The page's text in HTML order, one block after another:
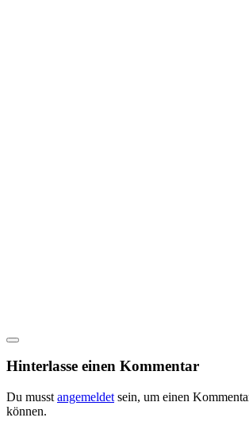
Hinterlasse einen Kommentar
Du musst angemeldet sein, um einen
können.